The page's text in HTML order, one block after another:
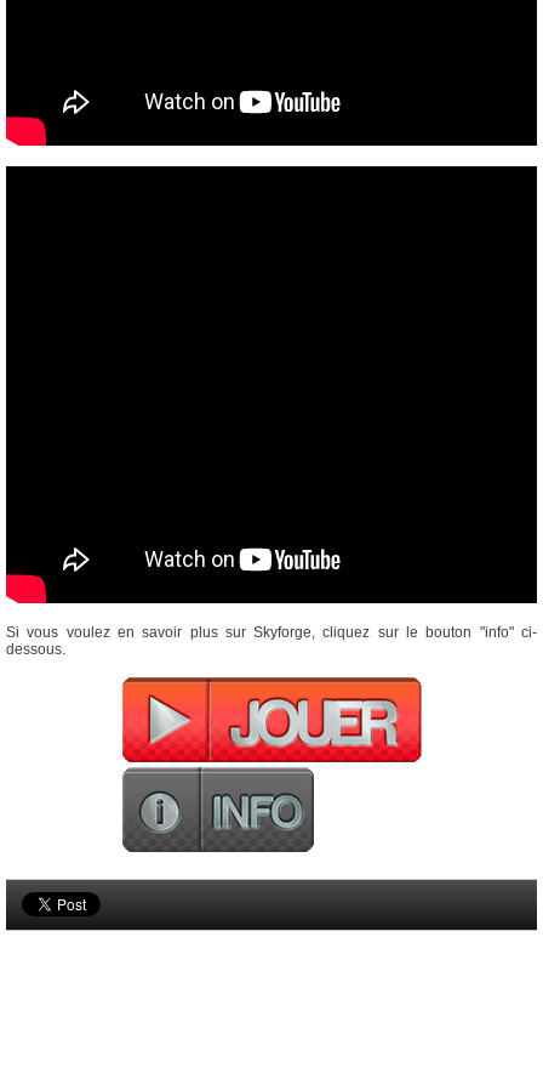
Si vous voulez en savoir plus sur Skyforge, cliquez sur le bouton "info" ci-
dessous.